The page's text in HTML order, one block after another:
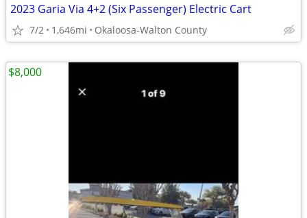
2023 Garia Via 4+2 (Six Passenger) Electric Cart
7/2 1,646mi Okaloosa-Walton County
$8,000